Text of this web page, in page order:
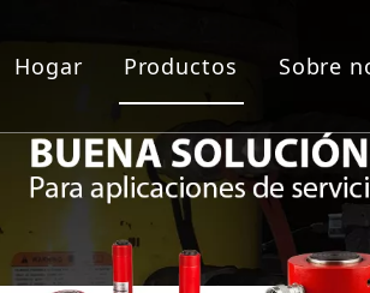
Hogar Productos
Herramientas de
Gato hidraulico
Bomba hidráulica
Sobre